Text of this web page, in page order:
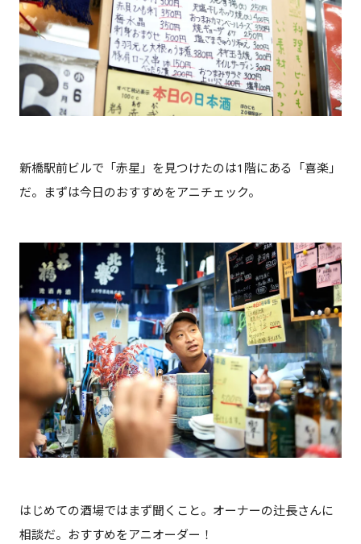
新橋駅前ビルで「赤星」を見つけたのは1階にある「喜楽」
だ。まずは今日のおすすめをアニチェック。
はじめての酒場ではまず聞くこと。オーナーの辻長さんに
相談だ。おすすめをアニオーダー！